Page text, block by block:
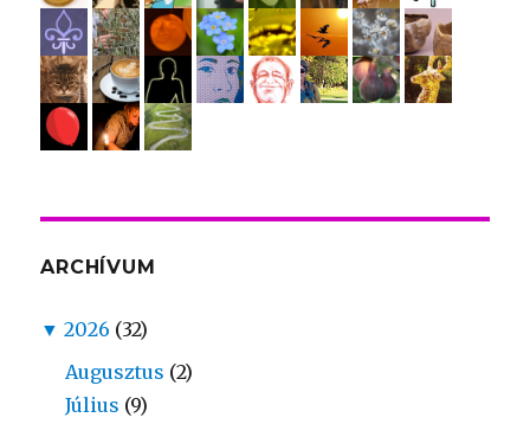
ARCHÍVUM
▼ 2026 (32)
Augusztus (2)
Július (9)